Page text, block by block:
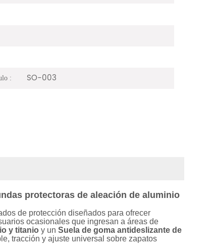
: SO-003
protectoras de aleación de aluminio
de protección diseñados para ofrecer
ocasionales que ingresan a áreas de
y titanioy un Suela de goma antideslizante de
tracción y ajuste universal sobre zapatos